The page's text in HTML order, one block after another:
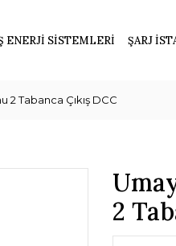
ENERJİ SİSTEMLERİ ŞARJ
2 Tabanca Çıkış DCC
2